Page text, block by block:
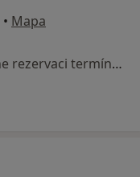
• Mapa
Tento specialista nenabízí online rezervaci termínu na této adrese.